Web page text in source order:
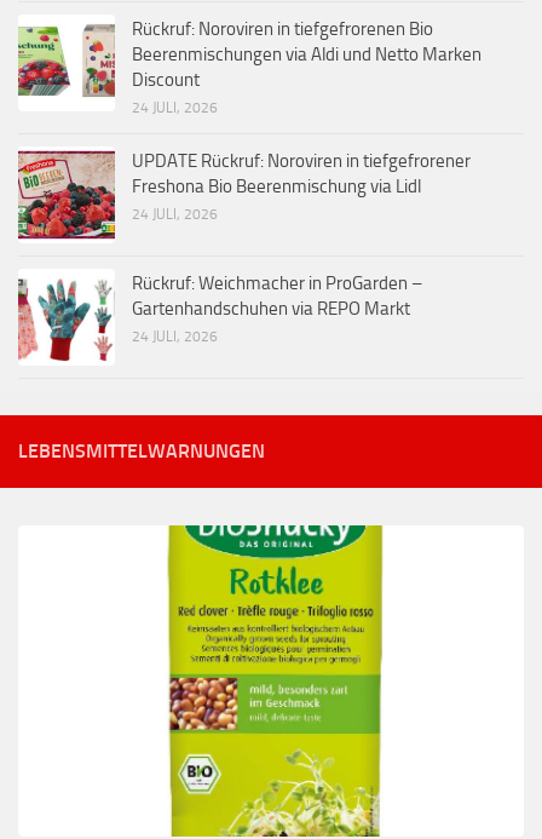
Rückruf: Noroviren in tiefgefrorenen Bio
Beerenmischungen via Aldi und Netto Marken
Discount
24 JULI, 2026
UPDATE Rückruf: Noroviren in tiefgefrorener
Freshona Bio Beerenmischung via Lidl
24 JULI, 2026
Rückruf: Weichmacher in ProGarden –
Gartenhandschuhen via REPO Markt
24 JULI, 2026
LEBENSMITTELWARNUNGEN